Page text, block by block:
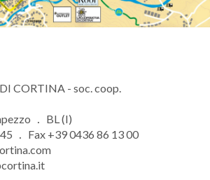
CORTINA - soc. coop.
BL (I)
Fax +39 0436 86 13 00